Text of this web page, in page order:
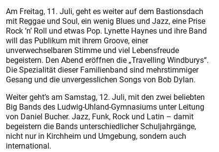
Am Freitag, 11. Juli, geht es weiter auf dem Bastionsdach
mit Reggae und Soul, ein wenig Blues und Jazz, eine Prise
Rock ’n’ Roll und etwas Pop. Lynette Haynes und ihre Band
will das Publikum mit ihrem Groove, einer
unverwechselbaren Stimme und viel Lebensfreude
begeistern. Den Abend eröffnen die „Travelling Windburys“.
Die Spezialität dieser Familienband sind mehrstimmiger
Gesang und die unvergesslichen Songs von Bob Dylan.
Weiter geht’s am Samstag, 12. Juli, mit den zwei beliebten
Big Bands des Ludwig-Uhland-Gymnasiums unter Leitung
von Daniel Bucher. Jazz, Funk, Rock und Latin – damit
begeistern die Bands unterschiedlicher Schuljahrgänge,
nicht nur in Kirchheim und Umgebung, sondern auch
international.